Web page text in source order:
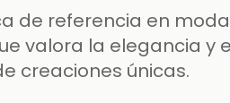
de referencia en
valora la elegancia y
creaciones únicas.